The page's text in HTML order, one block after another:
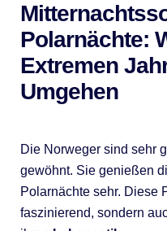
Polarnächte:
Extremen
Umgehen
Die Norweger sind sehr
gewöhnt. Sie genießen
Polarnächte sehr. Diese
faszinierend, sondern